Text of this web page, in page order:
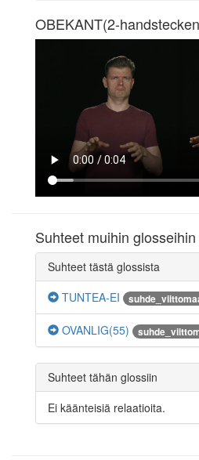
OBEKANT(2-
Suhteet muihin glosseihin
Suhteet tästä glossista
TUNTEA-EI
OVANLIG(55)
Suhteet tähän glossiin
Ei käänteisiä relaatioita.